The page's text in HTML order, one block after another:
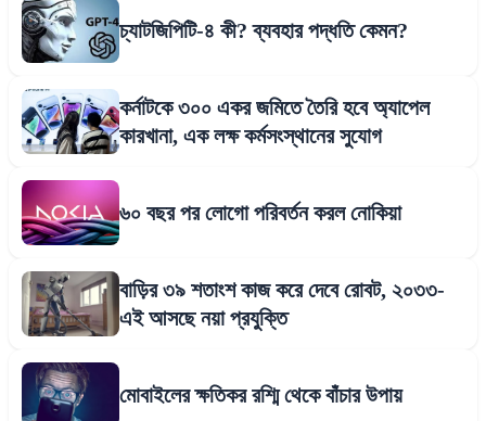
চ্যাটজিপিটি-৪ কী? ব্যবহার পদ্ধতি কেমন?
কর্নাটকে ৩০০ একর জমিতে তৈরি হবে অ্যাপেল
কারখানা, এক লক্ষ কর্মসংস্থানের সুযোগ
৬০ বছর পর লোগো পরিবর্তন করল নোকিয়া
বাড়ির ৩৯ শতাংশ কাজ করে দেবে রোবট, ২০৩৩-
এই আসছে নয়া প্রযুক্তি
মোবাইলের ক্ষতিকর রশ্মি থেকে বাঁচার উপায়